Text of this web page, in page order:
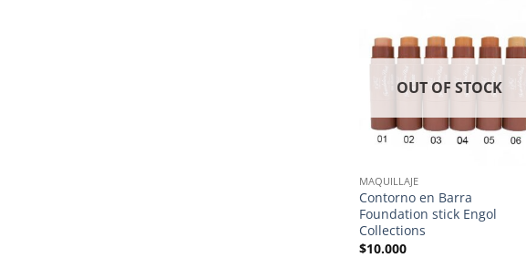
OUT OF STOCK
MAQUILLAJE
Contorno en Barra
Foundation stick Engol
Collections
$10.000